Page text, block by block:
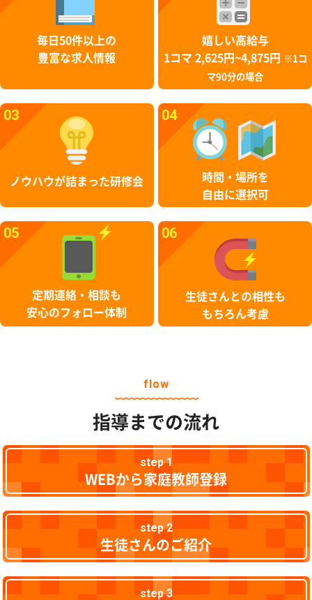
毎日50件以上の
豊富な求人情報
嬉しい高給与
1コマ 2,625円~4,875円
※1コ
マ90分の場合
03
ノウハウが詰まった研修会
04
時間・場所を
自由に選択可
05
定期連絡・相談も
安心のフォロー体制
06
生徒さんとの相性も
もちろん考慮
flow
指導までの流れ
step 1
WEBから家庭教師登録
step 2
生徒さんのご紹介
step 3